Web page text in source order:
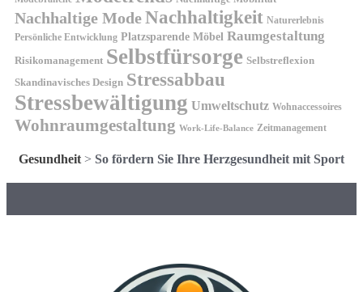
Nachhaltige ModeNachhaltigkeit Naturerlebnis
Persönliche Entwicklung Platzsparende Möbel Raumgestaltung
Risikomanagement Selbstfürsorge Selbstreflexion
Skandinavisches Design Stressabbau
Stressbewältigung Umweltschutz Wohnaccessoires
Wohnraumgestaltung Work-Life-Balance Zeitmanagement
Gesundheit > So fördern Sie Ihre Herzgesundheit mit Sport